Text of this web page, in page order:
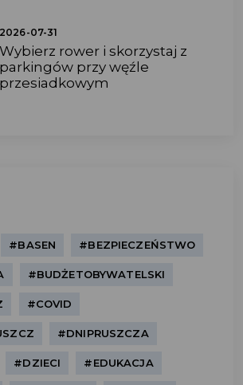
2026-07-31
Wybierz rower i skorzystaj z
parkingów przy węźle
przesiadkowym
#BASEN #BEZPIECZEŃSTWO
#BUDŻETOBYWATELSKI
#COVID
#DNIPRUSZCZA
#DZIECI #EDUKACJA